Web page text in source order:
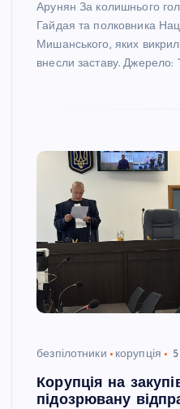
Арунян За колишнього
Гайдая та полковника
Мишанського, яких
внесли заставу. Джерело:
безпілотники корупція
Корупція на
підозрювану